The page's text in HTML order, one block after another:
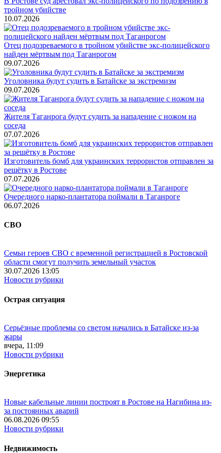
тройном убийстве
10.07.2026
Отец подозреваемого в тройном убийстве экс-полицейского
найден мёртвым под Таганрогом
09.07.2026
Уголовника будут судить в Батайске за экстремизм
09.07.2026
Жителя Таганрога будут судить за нападение с ножом на
соседа
07.07.2026
Изготовитель бомб для украинских террористов отправлен за
решётку в Ростове
07.07.2026
Очередного нарко-плантатора поймали в Таганроге
06.07.2026
СВО
Семьи героев СВО с временной регистрацией в Ростовской
области смогут получить земельный участок
30.07.2026 13:05
Новости рубрики
Острая ситуация
Серьёзные проблемы со светом начались в Батайске из-за
жары
вчера, 11:09
Новости рубрики
Энергетика
Новые кабельные линии построят в Ростове на Нагибина из-
за постоянных аварий
06.08.2026 09:55
Новости рубрики
Недвижимость